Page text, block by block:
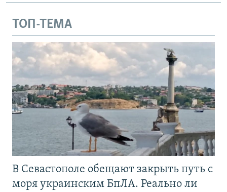
ТОП-ТЕМА
В Севастополе обещают закрыть путь с
моря украинским БпЛА. Реально ли